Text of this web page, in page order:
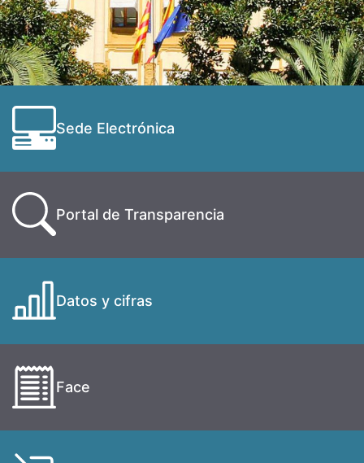
Sede Electrónica
Portal de Transparencia
Datos y cifras
Face